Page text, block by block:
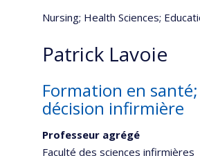
Nursing; Health Sciences;
Patrick Lavoie
Formation en
décision infirmière
Professeur agrégé
Faculté des sciences infirmières